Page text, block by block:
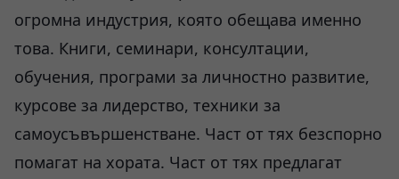
огромна индустрия, която обещава именно
това. Книги, семинари, консултации,
обучения, програми за личностно развитие,
курсове за лидерство, техники за
самоусъвършенстване. Част от тях безспорно
помагат на хората. Част от тях предлагат